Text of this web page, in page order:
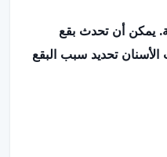
يمكن أن تحدث بقع
تحديد سبب البقع